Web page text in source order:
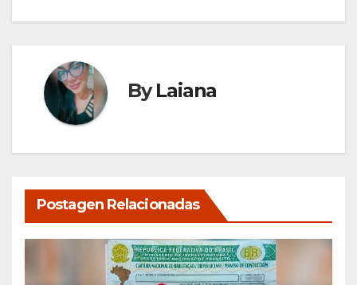
ByLaiana
Postagen Relacionadas